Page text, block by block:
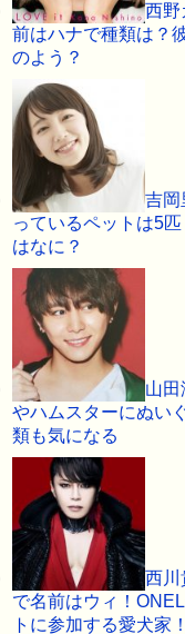
西野
前はハナで種類は？
のよう？
吉岡
っているペットは5
はなに？
山田
やハムスターにぬい
類も気になる
西川
で名前はウィ！
トに参加する愛犬家！